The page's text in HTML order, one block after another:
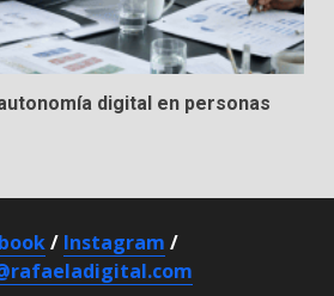
digital en personas
/ Instagram /